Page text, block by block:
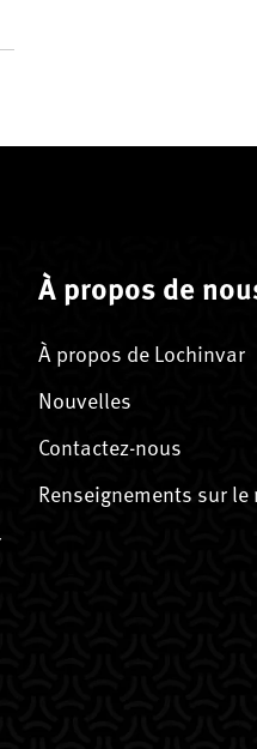
À propos de
À propos de Lochinvar
Nouvelles
Contactez-nous
Renseignements sur le